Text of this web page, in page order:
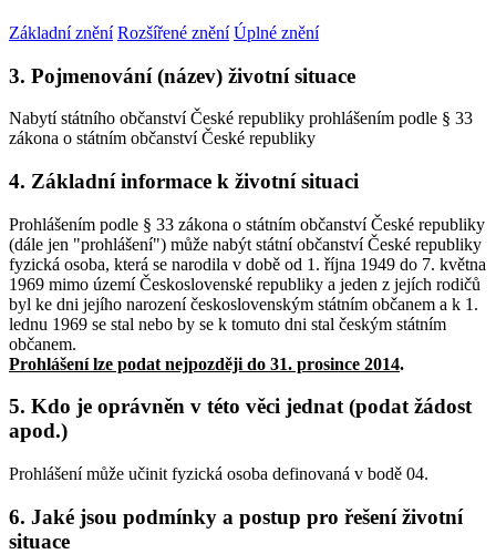
Základní znění Rozšířené znění Úplné znění
3. Pojmenování (název) životní situace
Nabytí státního občanství České republiky prohlášením podle § 33
zákona o státním občanství České republiky
4. Základní informace k životní situaci
Prohlášením podle § 33 zákona o státním občanství České republiky
(dále jen "prohlášení") může nabýt státní občanství České republiky
fyzická osoba, která se narodila v době od 1. října 1949 do 7. května
1969 mimo území Československé republiky a jeden z jejích rodičů
byl ke dni jejího narození československým státním občanem a k 1.
lednu 1969 se stal nebo by se k tomuto dni stal českým státním
občanem.
Prohlášení lze podat nejpozději do 31. prosince 2014.
5. Kdo je oprávněn v této věci jednat (podat žádost
apod.)
Prohlášení může učinit fyzická osoba definovaná v bodě 04.
6. Jaké jsou podmínky a postup pro řešení životní
situace